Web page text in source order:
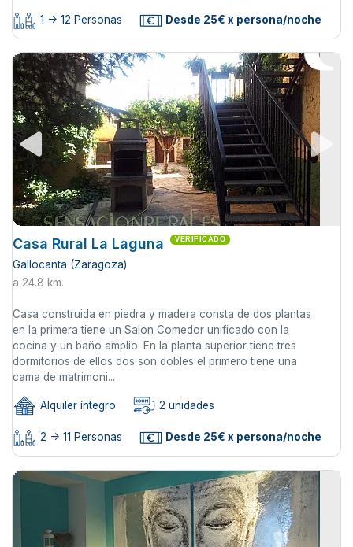
1 -> 12 Personas Desde 25€ x persona/noche
Casa Rural La Laguna VERIFICADO
Gallocanta (Zaragoza)
a 24.8 km.
Casa construida en piedra y madera consta de dos plantas
en la primera tiene un Salon Comedor unificado con la
cocina y un baño amplio. En la planta superior tiene tres
dormitorios de ellos dos son dobles el primero tiene una
cama de matrimoni...
Alquiler íntegro 2 unidades
2 -> 11 Personas Desde 25€ x persona/noche